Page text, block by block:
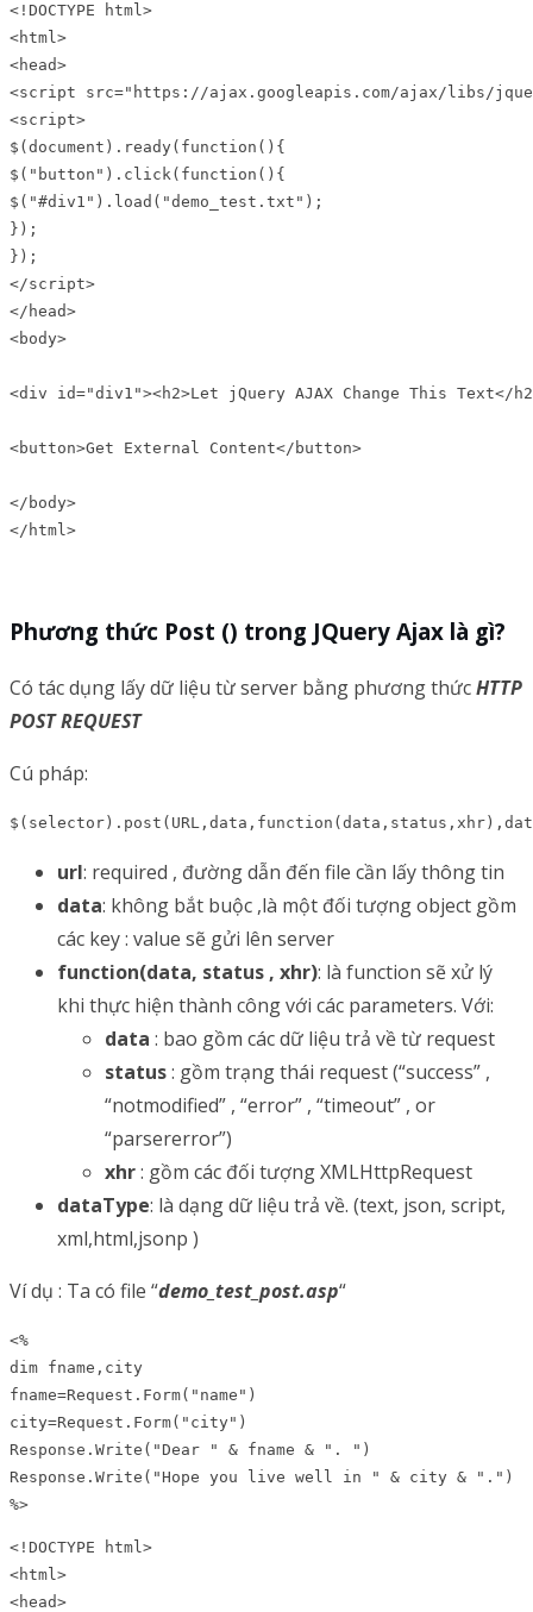
<!DOCTYPE html>
<html>
<head>
<script src="https://ajax.googleapis.com/ajax/libs/
<script>
$(document).ready(function(){
$("button").click(function(){
$("#div1").load("demo_test.txt");
});
});
</script>
</head>
<body>
<div id="div1"><h2>Let jQuery AJAX Change This Text</
<button>Get External Content</button>
</body>
</html>
Phương thức Post () trong JQuery Ajax là gì?
Có tác dụng lấy dữ liệu từ server bằng phương thứcHTTP
POST REQUEST
Cú pháp:
url: required , đường dẫn đến file cần lấy thông tin
data: không bắt buộc ,là một đối tượng object gồm
các key : value sẽ gửi lên server
function(data, status , xhr): là function sẽ xử lý
khi thực hiện thành công với các parameters. Với:
data : bao gồm các dữ liệu trả về từ request
status: gồm trạng thái request (“success” ,
“notmodified” , “error” , “timeout” , or
“parsererror”)
xhr: gồm các đối tượng XMLHttpRequest
dataType: là dạng dữ liệu trả về. (text, json, script,
xml,html,jsonp )
Ví dụ : Ta có file “demo_test_post.asp“
<%
dim fname,city
fname=Request.Form("name")
city=Request.Form("city")
Response.Write("Dear " & fname & ". ")
Response.Write("Hope you live well in " & city & ".")
%>
<!DOCTYPE html>
<html>
<head>